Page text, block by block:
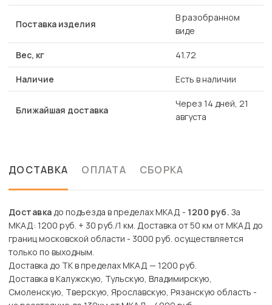
Поставка изделия
В разобранном
виде
Вес, кг 41.72
Наличие Есть в наличии
Ближайшая доставка
Через 14 дней, 21
августа
ДОСТАВКА ОПЛАТА СБОРКА
Доставкадо подъезда в пределах МКАД - 1200 руб. За
МКАД: 1200 руб. + 30 руб./1 км. Доставка от 50 км от МКАД до
границ московской области - 3000 руб. осуществляется
только по выходным.
Доставка до ТК в пределах МКАД — 1200 руб.
Доставка в Калужскую, Тульскую, Владимирскую,
Смоленскую, Тверскую, Ярославскую, Рязанскую область -